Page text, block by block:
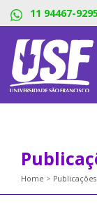
11 94467-9295
#os menus sao
Home Publicações